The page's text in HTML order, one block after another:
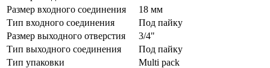
Размер входного соединения
18 мм
Тип входного соединения
Под пайку
Размер выходного отверстия
3/4"
Тип выходного соединения
Под пайку
Тип упаковки
Multi pack